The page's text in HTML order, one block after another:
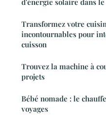
d'énergie solaire dans le
Transformez votre
incontournables pour
cuisson
Trouvez la machine à
projets
Bébé nomade : le
voyages